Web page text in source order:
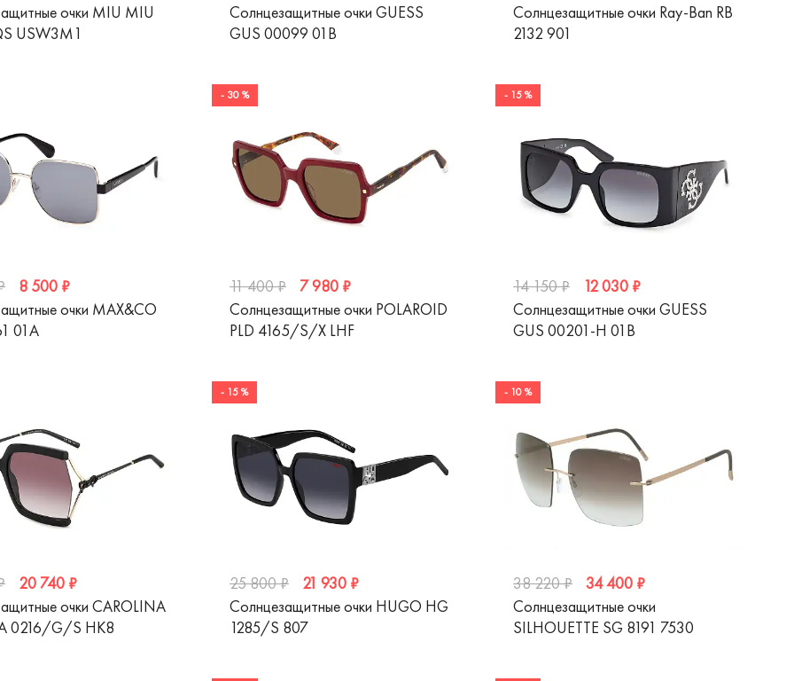
очки MIU MIU
USW3M1
Солнцезащитные очки GUESS
GUS 00099 01B
Солнцезащитные очки Ray-Ban RB
2132 901
8 500 ₽
очки MAX&CO
01A
- 30 %
11 400 ₽
7 980 ₽
Солнцезащитные очки POLAROID
PLD 4165/S/X LHF
- 15 %
14 150 ₽
12 030 ₽
Солнцезащитные очки GUESS
GUS 00201-H 01B
20 740 ₽
очки CAROLINA
0216/G/S HK8
- 15 %
25 800 ₽
21 930 ₽
Солнцезащитные очки HUGO HG
1285/S 807
- 10 %
38 220 ₽
34 400 ₽
Солнцезащитные очки
SILHOUETTE SG 8191 7530